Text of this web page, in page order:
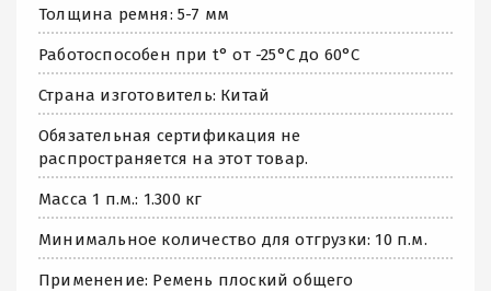
Толщина ремня: 5-7 мм
Работоспособен при t° от -25°C до 60°C
Страна изготовитель: Китай
Обязательная сертификация не
распространяется на этот товар.
Масса 1 п.м.: 1.300 кг
Минимальное количество для отгрузки: 10 п.м.
Применение: Ремень плоский общего